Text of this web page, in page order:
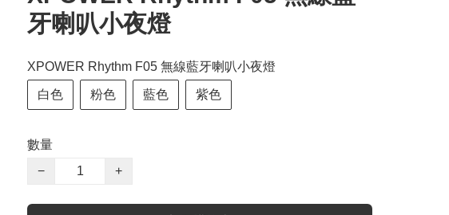
牙喇叭小夜燈
XPOWER Rhythm F05 無線藍牙喇叭小夜燈
白色 粉色 藍色 紫色
數量
−
+